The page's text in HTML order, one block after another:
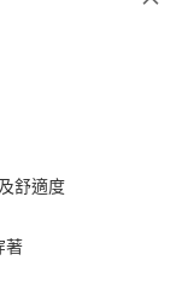
>
舒適度
著